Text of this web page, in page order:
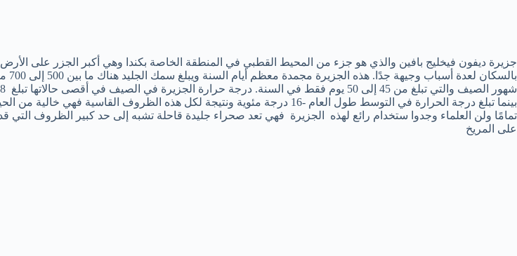
جزيرة ديفون فيخليج بافين والذي هو جزء من المحيط القطبي في المنطقة الخاصة بكندا وهي أكبر الجزر على الأرض
بينما تبلغ درجة الحرارة في التوسط طول العام -16 درجة مئوية ونتيجة لكل هذه الظروف القاسية فهي
تمامًا ولن العلماء وجدوا ستخدام رائع لهذه الجزيرة فهي تعد صحراء جليدة قاحلة تشبه إلى حد كبير الظروف التي قد
على المريخ